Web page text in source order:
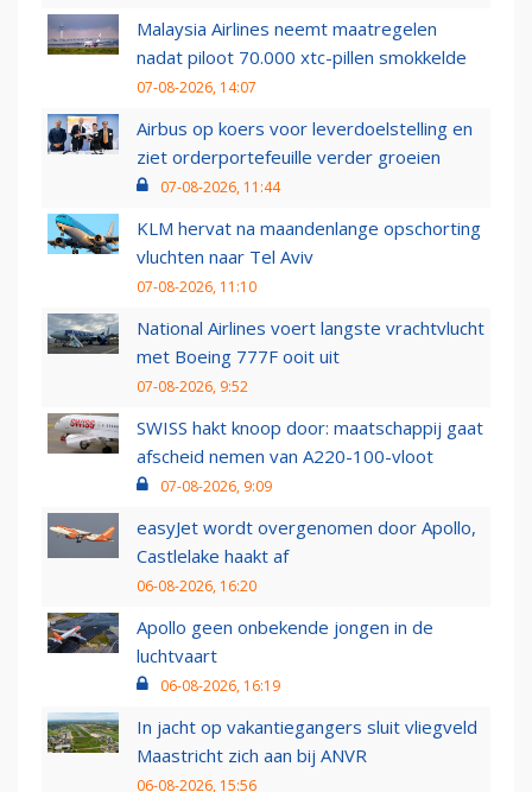
Malaysia Airlines neemt maatregelen
nadat piloot 70.000 xtc-pillen smokkelde
07-08-2026, 14:07
Airbus op koers voor leverdoelstelling en
ziet orderportefeuille verder groeien
07-08-2026, 11:44
KLM hervat na maandenlange opschorting
vluchten naar Tel Aviv
07-08-2026, 11:10
National Airlines voert langste vrachtvlucht
met Boeing 777F ooit uit
07-08-2026, 9:52
SWISS hakt knoop door: maatschappij gaat
afscheid nemen van A220-100-vloot
07-08-2026, 9:09
easyJet wordt overgenomen door Apollo,
Castlelake haakt af
06-08-2026, 16:20
Apollo geen onbekende jongen in de
luchtvaart
06-08-2026, 16:19
In jacht op vakantiegangers sluit vliegveld
Maastricht zich aan bij ANVR
06-08-2026, 15:56